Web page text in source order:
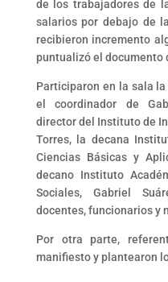
de los trabajadores de
salarios por debajo de
recibieron incremento
puntualizó el documento
Participaron en la sala
el coordinador de
director del Instituto de
Torres, la decana
Ciencias Básicas y
decano Instituto
Sociales, Gabriel
docentes, funcionarios y
Por otra parte,
manifiesto y plantearon